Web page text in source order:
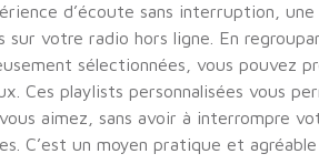
d’écoute sans interruption,
sur votre radio hors ligne. En
sélectionnées, vous pouvez
Ces playlists personnalisées vous
aimez, sans avoir à interrompre
C’est un moyen pratique et